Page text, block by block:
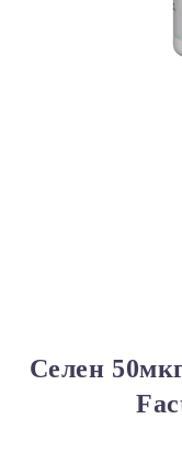
Селен